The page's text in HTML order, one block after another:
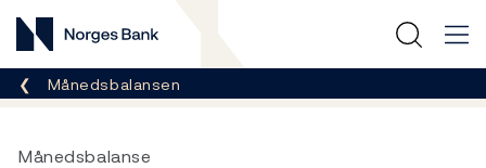
Norges Bank
Her er du nå:
Månedsbalansen
Månedsbalanse